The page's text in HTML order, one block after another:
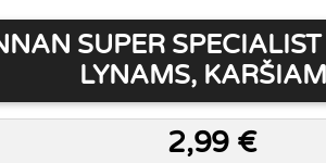
SUPER
LYNAMS,
2,99 €